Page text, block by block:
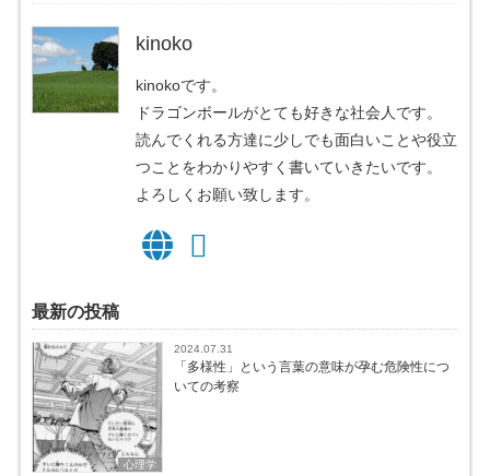
kinoko
kinokoです。
ドラゴンボールがとても好きな社会人です。
読んでくれる方達に少しでも面白いことや役立
つことをわかりやすく書いていきたいです。
よろしくお願い致します。
最新の投稿
心理学
2024.07.31
「多様性」という言葉の意味が孕む危険性につ
いての考察